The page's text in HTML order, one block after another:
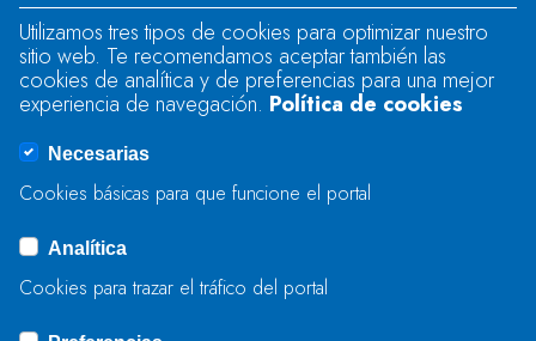
Se produjo un error al cargar el campo
"text".
Se produjo un error al cargar el campo
ENVIAR
Utilizamos tres tipos de cookies para optimizar nuestro
sitio web. Te recomendamos aceptar también las
cookies de analítica y de preferencias para una mejor
experiencia de navegación. Política de cookies
Necesarias
Cookies básicas para que funcione el portal
Analítica
Cookies para trazar el tráfico del portal